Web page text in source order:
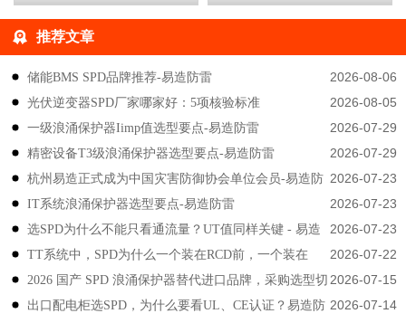
推荐文章
2026-08-06
储能BMS SPD品牌推荐-易造防雷
2026-08-05
光伏逆变器SPD厂家哪家好：5项核验标准
2026-07-29
一级浪涌保护器Iimp值选型要点-易造防雷
2026-07-29
精密设备T3级浪涌保护器选型要点-易造防雷
2026-07-23
杭州易造正式成为中国灾害防御协会单位会员-易造防
雷
2026-07-23
IT系统浪涌保护器选型要点-易造防雷
2026-07-23
选SPD为什么不能只看通流量？UT值同样关键 - 易造
防雷
2026-07-22
TT系统中，SPD为什么一个装在RCD前，一个装在
后？-易造防雷
2026-07-15
2026 国产 SPD 浪涌保护器替代进口品牌，采购选型切
勿只对比价格-易造防雷
2026-07-14
出口配电柜选SPD，为什么要看UL、CE认证？易造防